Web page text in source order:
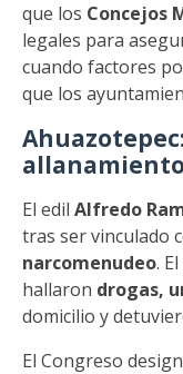
que los Concejos
legales para
cuando factores
que los
El edil Alfredo
tras ser vinculado
narcomenudeo.
hallaron drogas,
domicilio y
El Congreso